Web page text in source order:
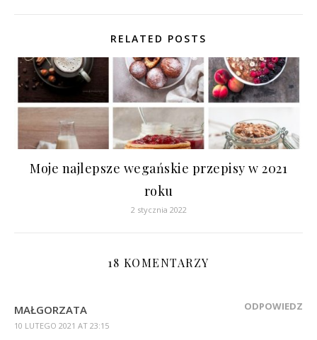
RELATED POSTS
Moje najlepsze wegańskie przepisy w 2021
roku
2 stycznia 2022
18 KOMENTARZY
MAŁGORZATA
10 LUTEGO 2021 AT 23:15
ODPOWIEDZ